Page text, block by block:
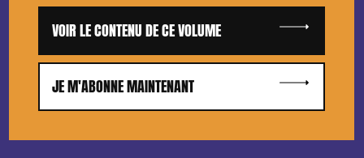
VOIR LE CONTENU DE CE VOLUME
JE M'ABONNE MAINTENANT